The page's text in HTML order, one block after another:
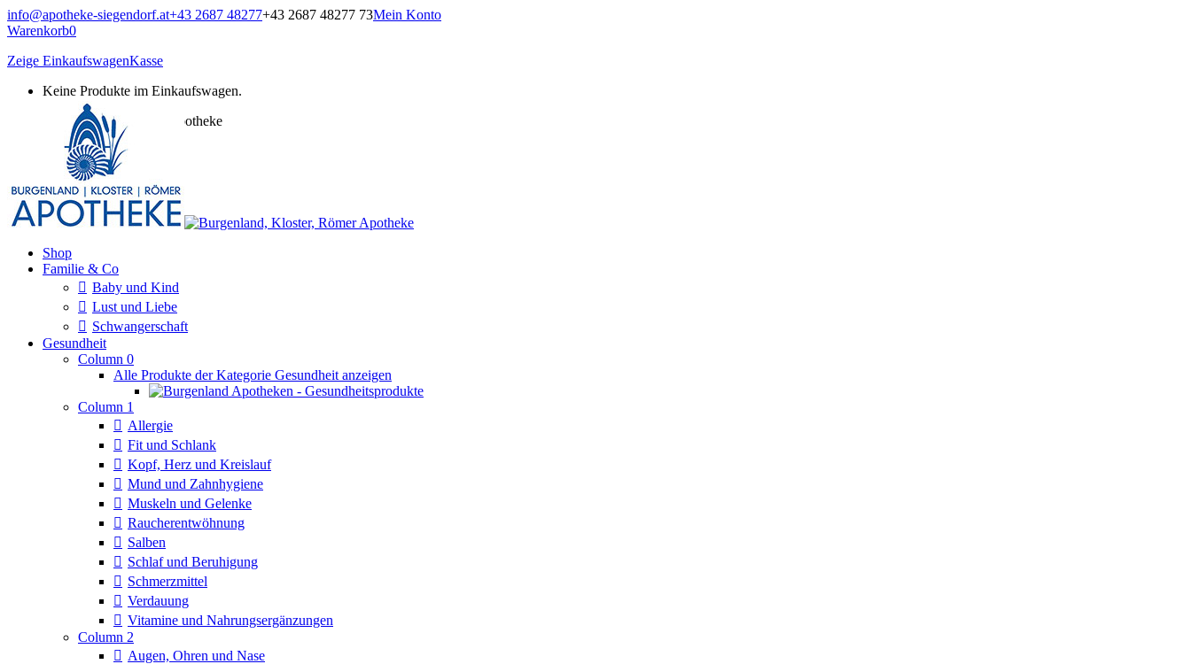
Zum
Inhalt
info@apotheke-siegendorf.at+43 2687 48277+43 2687 48277 73Mein Konto
Warenkorb0
Zeige EinkaufswagenKasse
Keine Produkte im Einkaufswagen.
Burgenland, Kloster, Römer Apotheke
Onlineshop
Shop
Familie & Co
Baby und Kind
Lust und Liebe
Schwangerschaft
Gesundheit
Column 0
Alle Produkte der Kategorie Gesundheit anzeigen
Column 1
Allergie
Fit und Schlank
Kopf, Herz und Kreislauf
Mund und Zahnhygiene
Muskeln und Gelenke
Raucherentwöhnung
Salben
Schlaf und Beruhigung
Schmerzmittel
Verdauung
Vitamine und Nahrungsergänzungen
Column 2
Augen, Ohren und Nase